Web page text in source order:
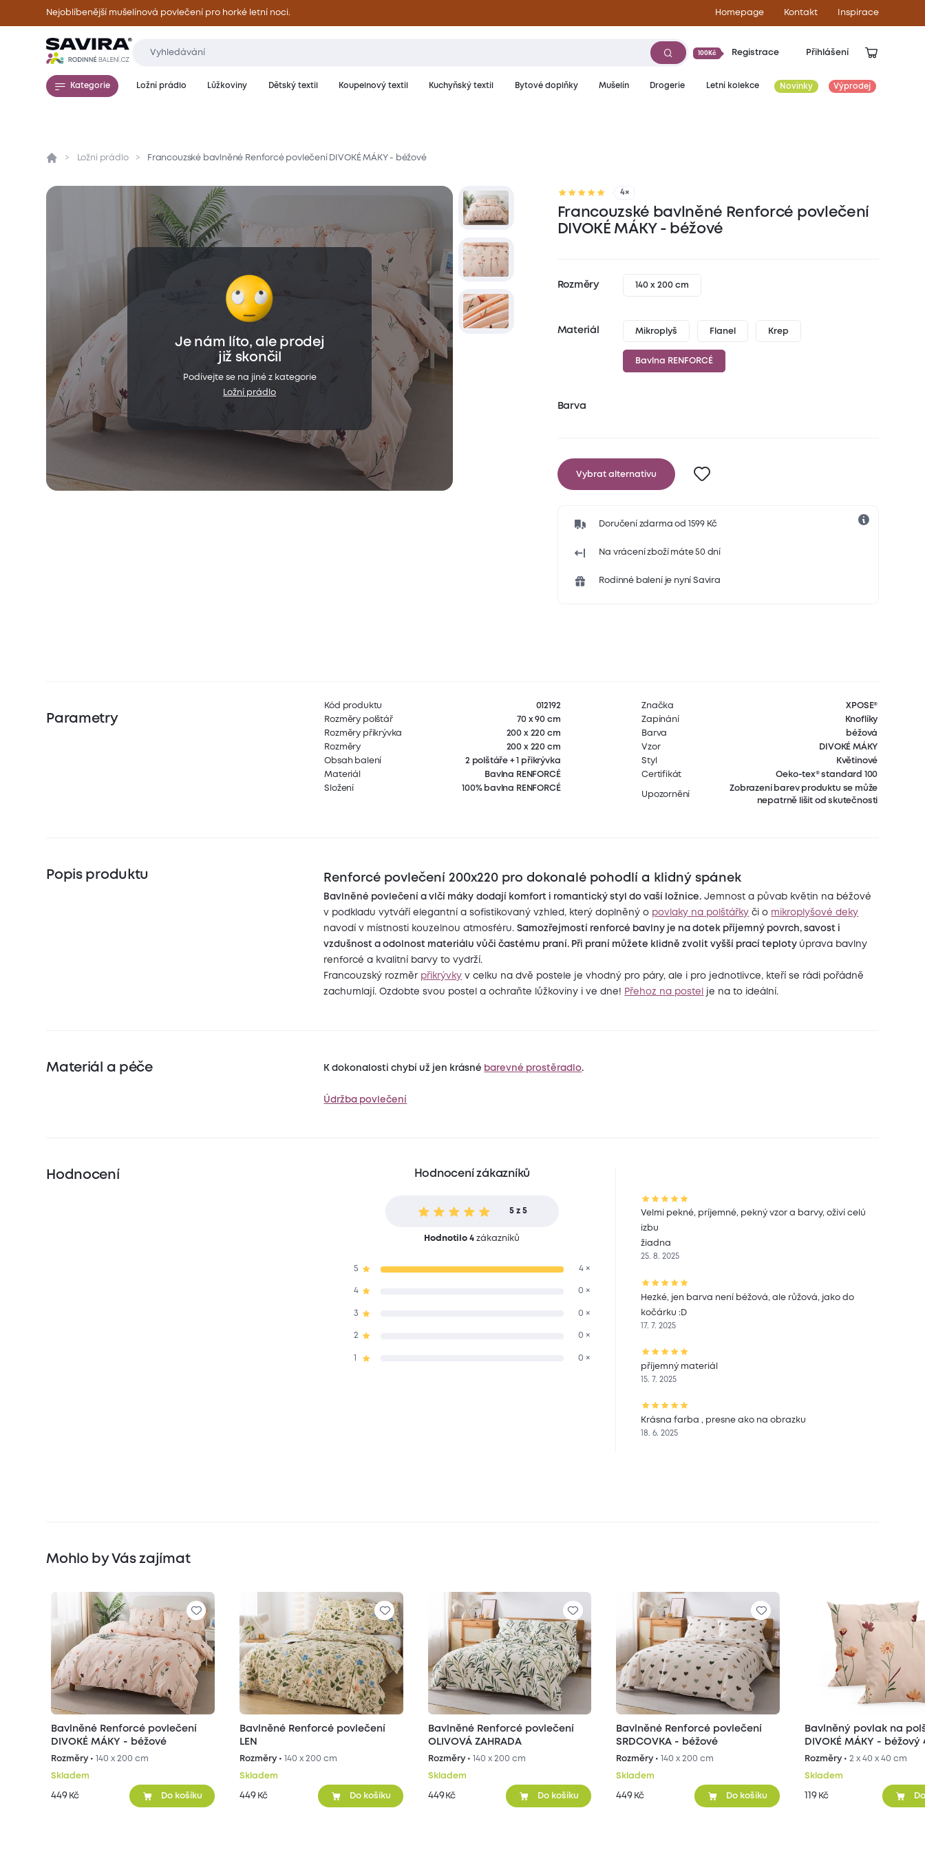
Nejoblíbenější mušelínová povlečení pro horké letní noci. Homepage Kontakt Inspirace
100Kč Registrace Přihlášení
Kategorie Ložní prádlo Lůžkoviny Dětský textil Koupelnový textil Kuchyňský textil Bytové doplňky Mušelín Drogerie Letní kolekce Novinky Výprodej
Přehled Parametry Popis produktu Materiál a péče Hodnocení
Ložní prádlo Francouzské bavlněné Renforcé povlečení DIVOKÉ MÁKY - béžové
4×
Francouzské bavlněné Renforcé povlečení
DIVOKÉ MÁKY - béžové
Rozměry 140 x 200 cm
Materiál Mikroplyš Flanel Krep
Bavlna RENFORCÉ
Barva
Vybrat alternativu
Doručení zdarma od 1599 Kč
Na vrácení zboží máte 50 dní
Rodinné balení je nyní Savira
Je nám líto, ale prodej
již skončil
Podívejte se na jiné z kategorie
Ložní prádlo
Parametry
Kód produktu
012192
Rozměry polštář
70 x 90 cm
Rozměry přikrývka
200 x 220 cm
Rozměry
200 x 220 cm
Obsah balení
2 polštáře + 1 přikrývka
Materiál
Bavlna RENFORCÉ
Složení
100% bavlna RENFORCÉ
Značka
XPOSE®
Zapínání
Knoflíky
Barva
béžová
Vzor
DIVOKÉ MÁKY
Styl
Květinové
Certifikát
Oeko-tex® standard 100
Upozornění
Zobrazení barev produktu se může
nepatrně lišit od skutečnosti
Popis produktu Renforcé povlečení 200x220 pro dokonalé pohodlí a klidný spánek
Bavlněné povlečení a vlčí máky dodají komfort i romantický styl do vaší ložnice. Jemnost a půvab květin na béžové
v podkladu vytváří elegantní a sofistikovaný vzhled, který doplněný o povlaky na polštářky či o mikroplyšové deky
navodí v místnosti kouzelnou atmosféru.Samozřejmostí renforcé bavlny je na dotek příjemný povrch, savost i
vzdušnost a odolnost materiálu vůči častému praní. Při praní můžete klidně zvolit vyšší prací teploty úprava bavlny
renforcé a kvalitní barvy to vydrží.
Francouzský rozměr přikrývky v celku na dvě postele je vhodný pro páry, ale i pro jednotlivce, kteří se rádi pořádně
zachumlají. Ozdobte svou postel a ochraňte lůžkoviny i ve dne! Přehoz na postel je na to ideální.
Materiál a péče K dokonalosti chybí už jen krásné barevné prostěradlo.
Údržba povlečení
Hodnocení Hodnocení zákazníků
5 z 5
Hodnotilo 4 zákazníků
5 4 ×
4 0 ×
3 0 ×
2 0 ×
0 ×
Velmi pekné, príjemné, pekný vzor a barvy, oživí celú
izbu
žiadna
25. 8. 2025
Hezké, jen barva není béžová, ale růžová, jako do
kočárku :D
17. 7. 2025
příjemný materiál
15. 7. 2025
Krásna farba , presne ako na obrazku
18. 6. 2025
Mohlo by Vás zajímat
Bavlněné Renforcé povlečení
DIVOKÉ MÁKY - béžové
Rozměry • 140 x 200 cm
Skladem
449 Kč Do košíku
Bavlněné Renforcé povlečení
LEN
Rozměry • 140 x 200 cm
Skladem
449 Kč Do košíku
Bavlněné Renforcé povlečení
OLIVOVÁ ZAHRADA
Rozměry • 140 x 200 cm
Skladem
449 Kč Do košíku
Bavlněné Renforcé povlečení
SRDCOVKA - béžové
Rozměry • 140 x 200 cm
Skladem
449 Kč Do košíku
Bavlněný povlak na
DIVOKÉ MÁKY - béžový
cm 2ks
Rozměry • 2 x 40 x 40 cm
Skladem
119 Kč